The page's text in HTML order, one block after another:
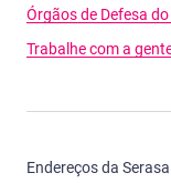
Órgãos de Defesa
Trabalhe com a
Endereços da